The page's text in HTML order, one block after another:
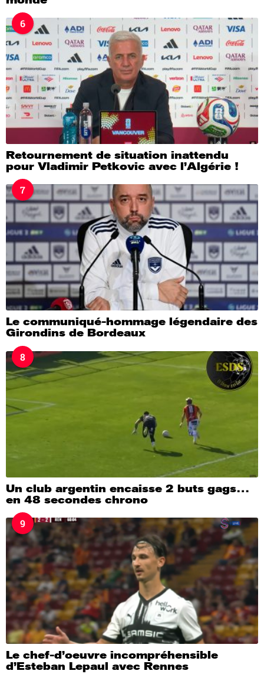
6
Retournement de situation inattendu
pour Vladimir Petkovic avec l’Algérie !
7
Le communiqué-hommage légendaire des
Girondins de Bordeaux
8
Un club argentin encaisse 2 buts gags…
en 48 secondes chrono
9
Le chef-d’oeuvre incompréhensible
d’Esteban Lepaul avec Rennes